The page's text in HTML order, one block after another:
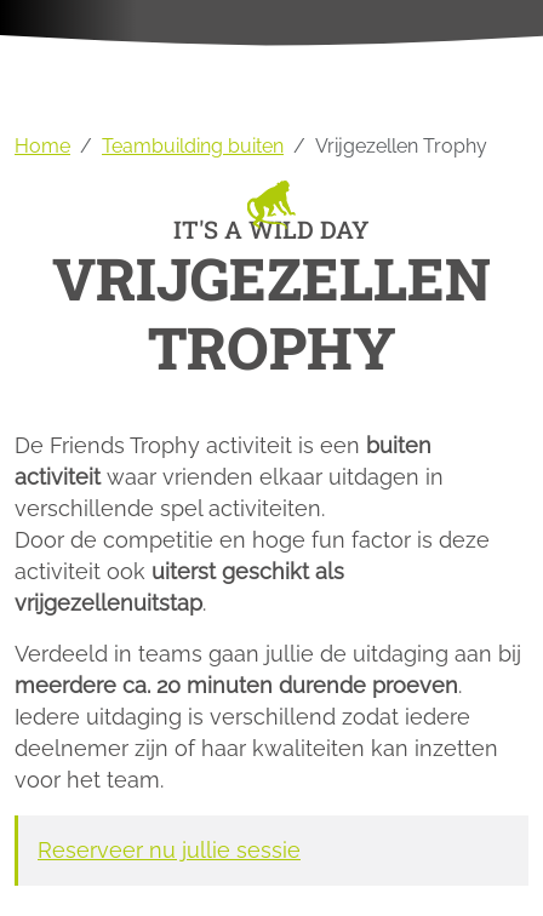
Home Teambuilding buiten Vrijgezellen Trophy
IT'S A WILD DAY
VRIJGEZELLEN
TROPHY
De Friends Trophy activiteit is een buiten
activiteitwaar vrienden elkaar uitdagen in
verschillende spel activiteiten.
Door de competitie en hoge fun factor is deze
activiteit ook uiterst geschikt als
vrijgezellenuitstap.
Verdeeld in teams gaan jullie de uitdaging aan bij
meerdere ca. 20 minuten durende proeven.
Iedere uitdaging is verschillend zodat iedere
deelnemer zijn of haar kwaliteiten kan inzetten
voor het team.
Reserveer nu jullie sessie